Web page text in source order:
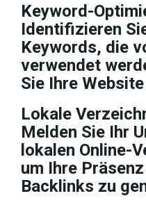
Keyword-
Identifizieren
Keywords, die
verwendet
Sie Ihre
Lokale
Melden Sie Ihr
lokalen Online-
um Ihre
Backlinks zu